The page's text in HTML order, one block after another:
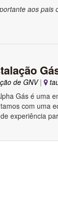
aos pais
de GNV|
Gás é uma
com uma
experiência